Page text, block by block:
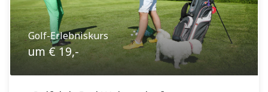
Golf-Erlebniskurs
um € 19,-